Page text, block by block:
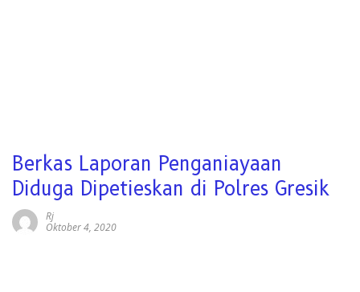
Berkas Laporan Penganiayaan
Diduga Dipetieskan di Polres Gresik
Rj
Oktober 4, 2020